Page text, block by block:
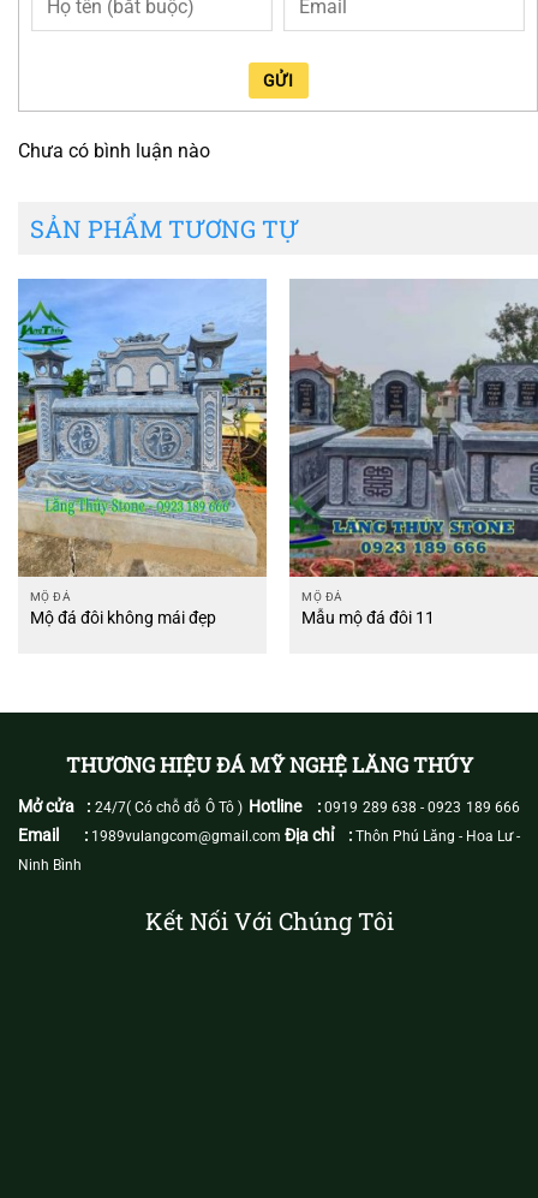
GỬI
Chưa có bình luận nào
SẢN PHẨM TƯƠNG TỰ
MỘ ĐÁ
Mộ đá đôi không mái đẹp
MỘ ĐÁ
Mẫu mộ đá đôi 11
THƯƠNG HIỆU ĐÁ MỸ NGHỆ LĂNG THÚY
Mở cửa : 24/7( Có chỗ đỗ Ô Tô ) Hotline : 0919 289 638 -0923 189 666
Email : 1989vulangcom@gmail.com Địa chỉ : Thôn Phú Lăng - Hoa Lư -
Ninh Bình
Kết Nối Với Chúng Tôi